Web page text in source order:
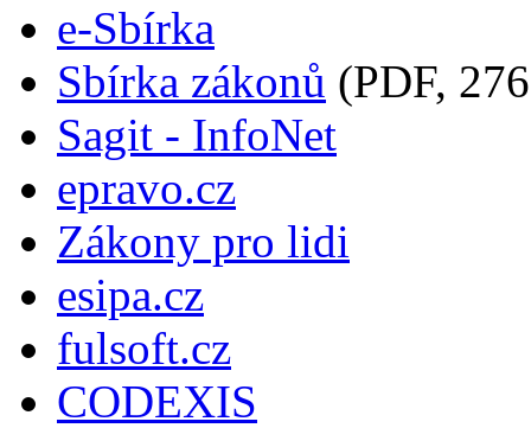
e-Sbírka
Sbírka zákonů (PDF,
Sagit - InfoNet
epravo.cz
Zákony pro lidi
esipa.cz
fulsoft.cz
CODEXIS